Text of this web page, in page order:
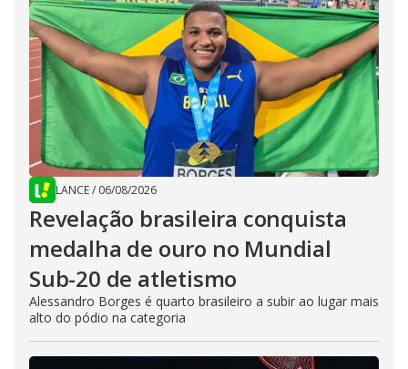
LANCE/ 06/08/2026
Revelação brasileira conquista
medalha de ouro no Mundial
Sub-20 de atletismo
Alessandro Borges é quarto brasileiro a subir ao lugar mais
alto do pódio na categoria